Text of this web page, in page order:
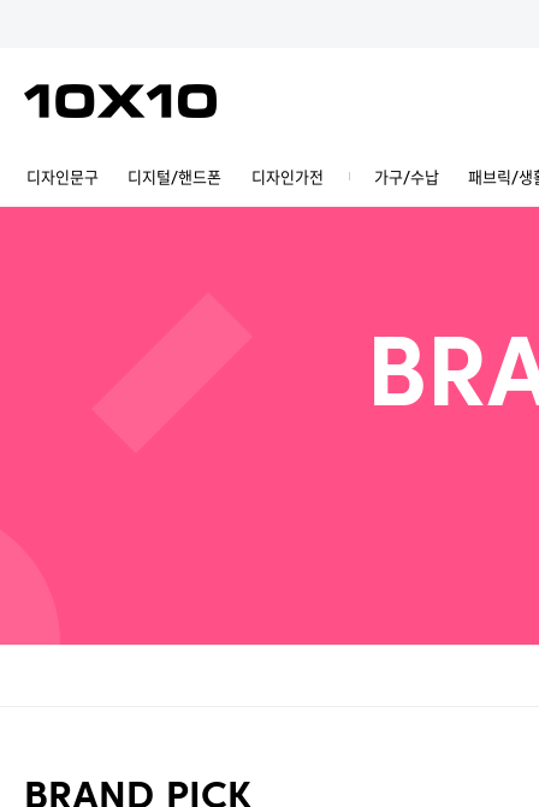
디자인문구 디지털/핸드폰 디자인가전 가구/수납 패브릭/생
BRAND PICK